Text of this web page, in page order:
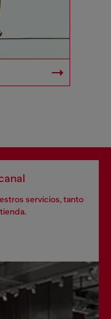
servicios, tanto